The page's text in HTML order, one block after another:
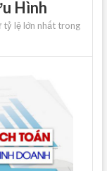
Hình
tỷ lệ lớn nhất trong